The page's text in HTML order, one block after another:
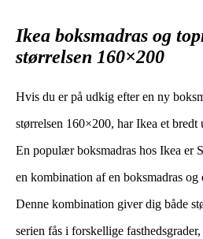
Ikea boksmadras og
størrelsen 160×200
Hvis du er på udkig efter en ny
størrelsen 160×200, har Ikea et
En populær boksmadras hos Ikea er
en kombination af en boksmadras og
Denne kombination giver dig både
serien fås i forskellige